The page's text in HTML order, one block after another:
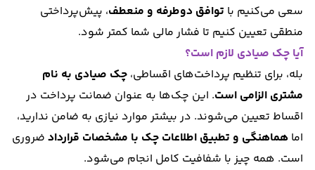
سعی می‌کنیم با توافق دوطرفه و منعطف، پیش‌پرداختی
منطقی تعیین کنیم تا فشار مالی شما کمتر شود.
آیا چک صیادی لازم است؟
بله، برای تنظیم پرداخت‌های اقساطی، چک صیادی به نام
مشتری الزامی است. این چک‌ها به عنوان ضمانت پرداخت در
اقساط تعیین می‌شوند. در بیشتر موارد نیازی به ضامن ندارید،
اما هماهنگی و تطبیق اطلاعات چک با مشخصات قرارداد ضروری
است. همه چیز با شفافیت کامل انجام می‌شود.